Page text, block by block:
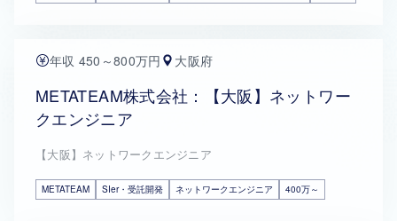
年収 450～800万円 大阪府
METATEAM株式会社：【大阪】ネットワー
クエンジニア
【大阪】ネットワークエンジニア
METATEAM SIer・受託開発 ネットワークエンジニア 400万～